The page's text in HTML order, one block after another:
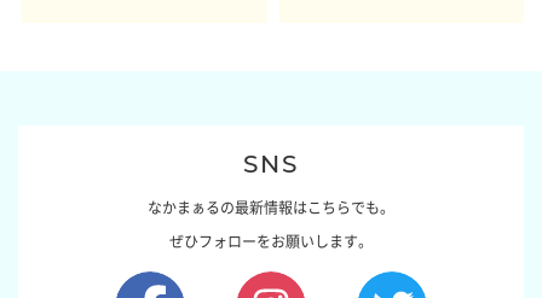
SNS
なかまぁるの最新情報はこちらでも。
ぜひフォローをお願いします。